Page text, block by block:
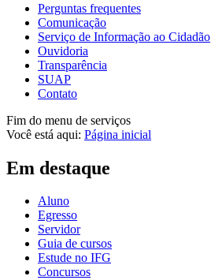
Perguntas frequentes
Comunicação
Serviço de Informação ao Cidadão
Ouvidoria
Transparência
SUAP
Contato
Fim do menu de serviços
Você está aqui: Página inicial
Em destaque
Aluno
Egresso
Servidor
Guia de cursos
Estude no IFG
Concursos